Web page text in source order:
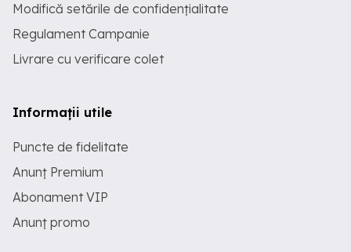
Modifică setările de confidențialitate
Regulament Campanie
Livrare cu verificare colet
Informații utile
Puncte de fidelitate
Anunț Premium
Abonament VIP
Anunț promo